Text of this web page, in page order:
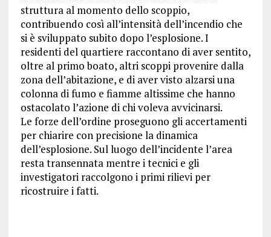
struttura al momento dello scoppio,
contribuendo così all’intensità dell’incendio che
si è sviluppato subito dopo l’esplosione. I
residenti del quartiere raccontano di aver sentito,
oltre al primo boato, altri scoppi provenire dalla
zona dell’abitazione, e di aver visto alzarsi una
colonna di fumo e fiamme altissime che hanno
ostacolato l’azione di chi voleva avvicinarsi.
Le forze dell’ordine proseguono gli accertamenti
per chiarire con precisione la dinamica
dell’esplosione. Sul luogo dell’incidente l’area
resta transennata mentre i tecnici e gli
investigatori raccolgono i primi rilievi per
ricostruire i fatti.